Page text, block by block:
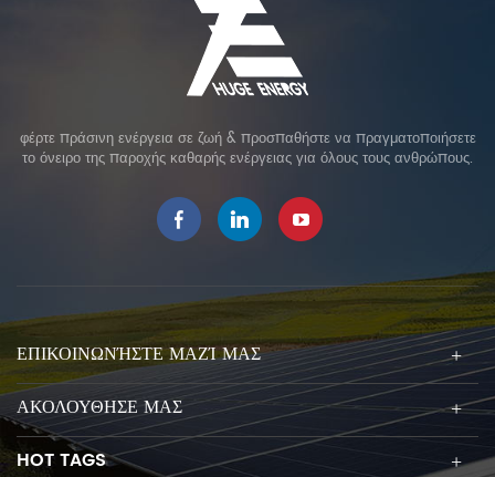
φέρτε πράσινη ενέργεια σε ζωή & προσπαθήστε να πραγματοποιήσετε
το όνειρο της παροχής καθαρής ενέργειας για όλους τους ανθρώπους.
ΕΠΙΚΟΙΝΩΝΉΣΤΕ ΜΑΖΊ ΜΑΣ
ΑΚΟΛΟΥΘΗΣΕ ΜΑΣ
HOT TAGS